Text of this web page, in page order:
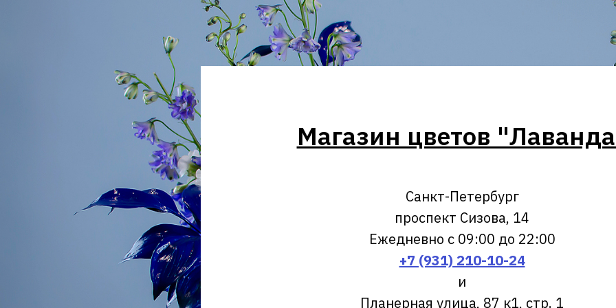
Магазин цветов
Санкт-Петербург
проспект Сизова, 14
Ежедневно с 09:00 до 22:00
+7 (931) 210-10-24
и
Планерная улица, 87 к1, стр. 1